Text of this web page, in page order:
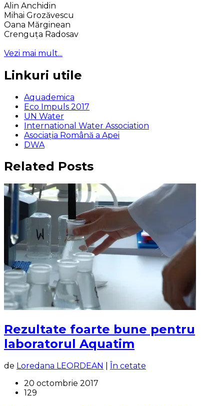
Alin Anchidin
Mihai Grozăvescu
Oana Mărginean
Crenguța Radosav
Vezi mai mult...
Linkuri utile
Aquademica
Eco Impuls 2017
UN Water
International Water Association
Asociaţia Română a Apei
DWA
Related Posts
Rezultate foarte bune pentru
laboratorul Aquatim
de Loredana LEORDEAN
În cetate
20 octombrie 2017
129